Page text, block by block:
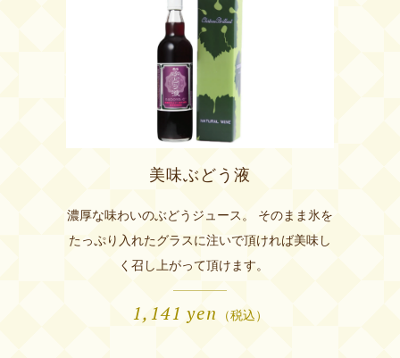
美味ぶどう液
濃厚な味わいのぶどうジュース。 そのまま氷を
たっぷり入れたグラスに注いで頂ければ美味し
く召し上がって頂けます。
1,141 yen （税込）